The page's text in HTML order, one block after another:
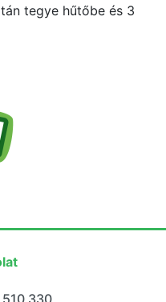
tegye hűtőbe és 3
330